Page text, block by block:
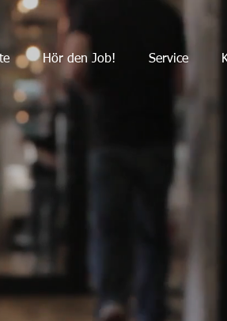
Hör den Job! Service